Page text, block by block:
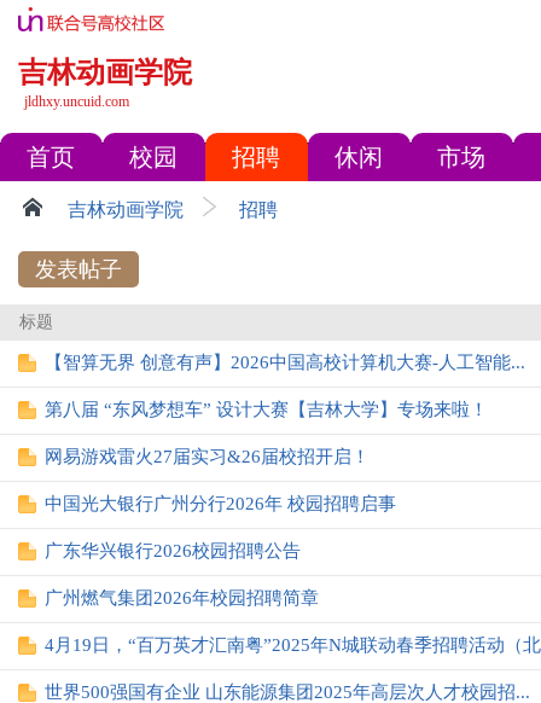
吉林动画学院
jldhxy.uncuid.com
首页 校园 招聘 休闲 市场
吉林动画学院 招聘
发表帖子
标题
【智算无界 创意有声】2026中国高校计算机大赛-人工智能...
第八届 “东风梦想车” 设计大赛【吉林大学】专场来啦！
网易游戏雷火27届实习&26届校招开启！
中国光大银行广州分行2026年 校园招聘启事
广东华兴银行2026校园招聘公告
广州燃气集团2026年校园招聘简章
世界500强国有企业 山东能源集团2025年高层次人才校园招...